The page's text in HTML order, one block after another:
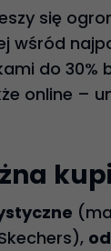
się
wśród
do 30%
online –